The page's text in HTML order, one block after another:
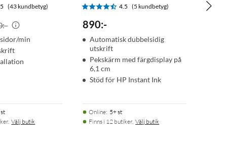
(43 kundbetyg)
min
Välj butik
4.5 (5 kundbetyg)
890:-
Automatisk dubbelsidig
utskrift
Pekskärm med färgdisplay på
6,1 cm
Stöd för HP Instant Ink
Online: 5+ st
Finns i 12 butiker. Välj butik